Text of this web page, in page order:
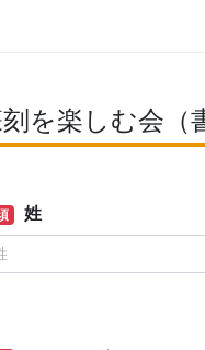
を楽しむ会（
姓